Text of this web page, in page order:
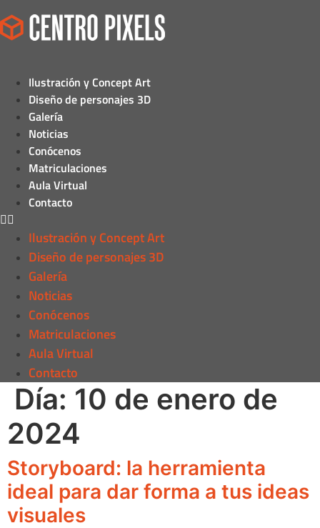
Ilustración y Concept Art
Diseño de personajes 3D
Galería
Noticias
Conócenos
Matriculaciones
Aula Virtual
Contacto
Ilustración y Concept Art
Diseño de personajes 3D
Galería
Noticias
Conócenos
Matriculaciones
Aula Virtual
Contacto
Día: 10 de enero de
2024
Storyboard: la herramienta
ideal para dar forma a tus ideas
visuales